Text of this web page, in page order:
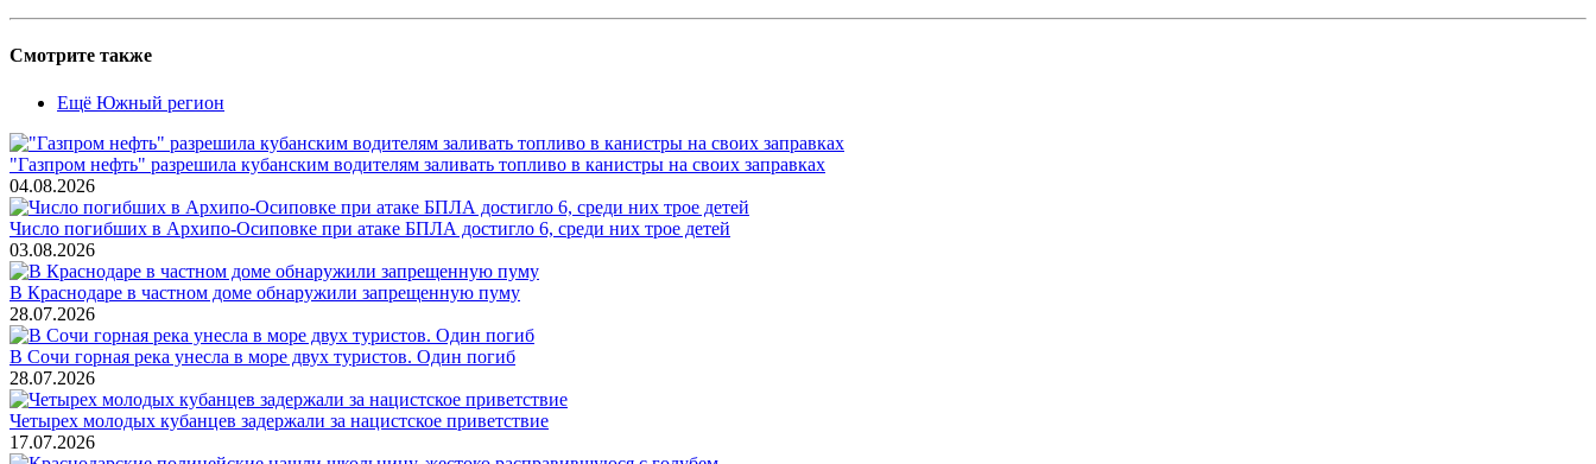
Смотрите также
Ещё Южный регион
"Газпром нефть" разрешила кубанским водителям заливать топливо в канистры на своих заправках
04.08.2026
Число погибших в Архипо-Осиповке при атаке БПЛА достигло 6, среди них трое детей
03.08.2026
В Краснодаре в частном доме обнаружили запрещенную пуму
28.07.2026
В Сочи горная река унесла в море двух туристов. Один погиб
28.07.2026
Четырех молодых кубанцев задержали за нацистское приветствие
17.07.2026